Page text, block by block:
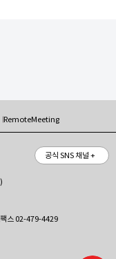
RemoteMeeting
팩스 02-479-4429
공식 SNS 채널 +